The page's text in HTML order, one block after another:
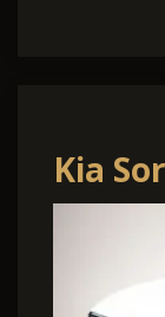
Kia
Aut.